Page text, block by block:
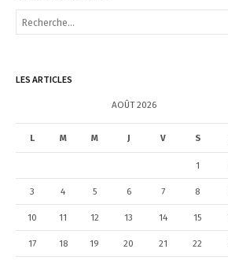
R
r
e
LES ARTICLES
AOÛT 2026
L M M J V S
1
3 4 5 6 7 8
10 11 12 13 14 15
17 18 19 20 21 22